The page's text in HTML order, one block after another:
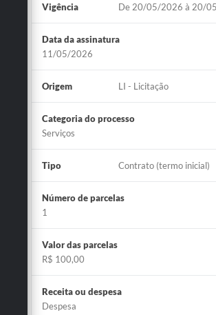
Vigência De 20/05/2026 à 20/
Data da assinatura
11/05/2026
Origem LI - Licitação
Categoria do processo
Serviços
Tipo Contrato (termo inicial)
Número de parcelas
1
Valor das parcelas
R$ 100,00
Receita ou despesa
Despesa